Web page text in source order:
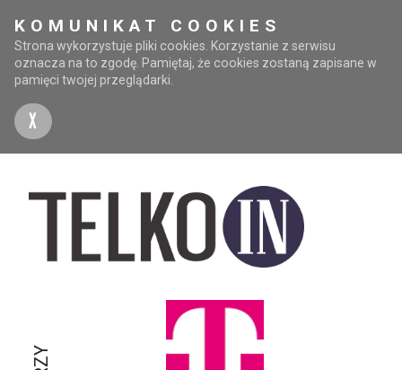
KOMUNIKAT COOKIES
Strona wykorzystuje pliki cookies. Korzystanie z serwisu
oznacza na to zgodę. Pamiętaj, że cookies zostaną zapisane w
pamięci twojej przeglądarki.
X